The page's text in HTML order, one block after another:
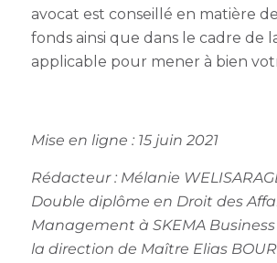
avocat est conseillé en matière
fonds ainsi que dans le cadre de
applicable pour mener à bien
Mise en ligne : 15 juin 2021
Rédacteur : Mélanie
Double diplôme en Droit des
Management à SKEMA Business
la direction de Maître Elias